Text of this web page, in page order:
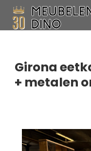
Girona
+ metalen